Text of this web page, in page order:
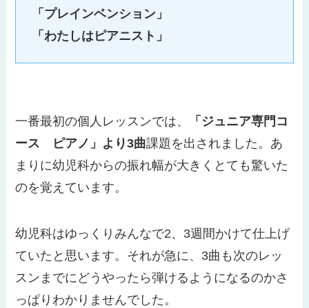
「プレインベンション」
「わたしはピアニスト」
一番最初の個人レッスンでは、
「ジュニア専門コ
ース ピアノ」より3曲課題を出されました。あ
まりに幼児科からの振れ幅が大きくとても驚いた
のを覚えています。
幼児科はゆっくりみんなで2、3週間かけて仕上げ
ていたと思います。それが急に、3曲も次のレッ
スンまでにどうやったら弾けるようになるのかさ
っぱりわかりませんでした。